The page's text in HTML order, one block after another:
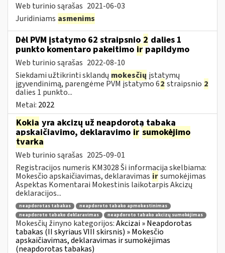
Web turinio sąrašas 2021-06-03
Juridiniams asmenims
Dėl PVM įstatymo 62 straipsnio 2 dalies 1
punkto komentaro pakeitimo irpapildymo
Web turinio sąrašas 2022-08-10
Siekdami užtikrinti sklandų mokesčių įstatymų
įgyvendinimą, parengėme PVM įstatymo 62 straipsnio 2
dalies 1 punkto...
Metai: 2022
Kokia yra akcizų už neapdorotą tabaką
apskaičiavimo, deklaravimo ir sumokėjimo
tvarka
Web turinio sąrašas 2025-09-01
Registracijos numeris KM3028 Ši informacija skelbiama:
Mokesčio apskaičiavimas, deklaravimas irsumokėjimas
Aspektas Komentarai Mokestinis laikotarpis Akcizų
deklaracijos...
neapdorotas tabakas
neapdoroto tabako apmokestinimas
neapdoroto tabako deklaravimas
neapdoroto tabako akcizų sumokėjimas
Mokesčių žinyno kategorijos:Akcizai » Neapdorotas
tabakas (II skyriaus VIII skirsnis) » Mokesčio
apskaičiavimas, deklaravimas ir sumokėjimas
(neapdorotas tabakas)